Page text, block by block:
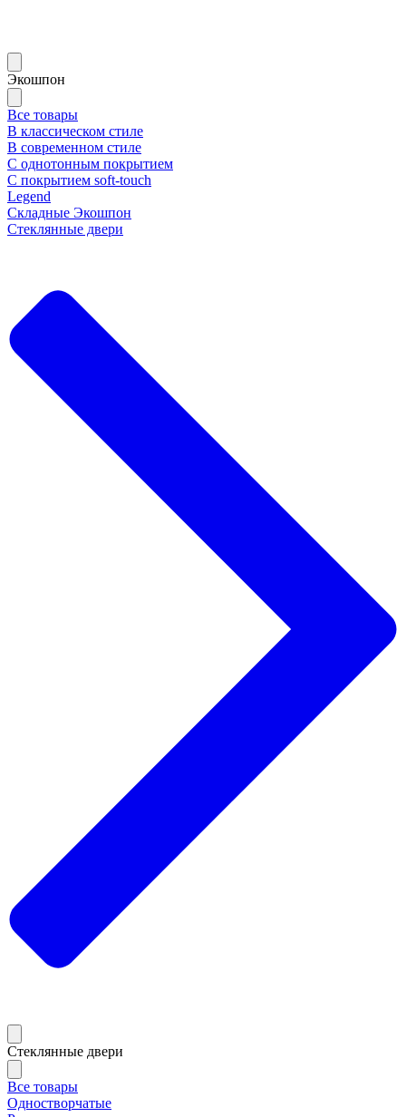
Экошпон
Все товары
В классическом стиле
В современном стиле
С однотонным покрытием
С покрытием soft-touch
Legend
Складные Экошпон
Стеклянные двери
Стеклянные двери
Все товары
Одностворчатые